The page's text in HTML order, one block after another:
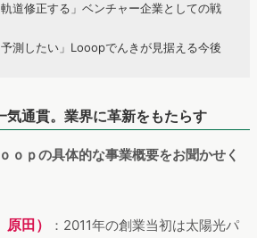
道修正する」ベンチャー企業としての戦
測したい」Looopでんきが見据える今後
気通貫。業界に革新をもたらす
ｐの具体的な事業概要をお聞かせく
田）
：2011年の創業当初は太陽光パ